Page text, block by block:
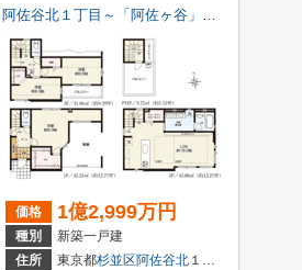
価格 1億2,999万円
種別
新築一戸建
住所
東京都杉並区阿佐谷北 １丁目